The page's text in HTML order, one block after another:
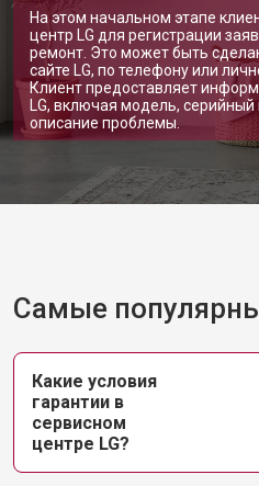
На этом начальном этапе
центр LG для регистрации
ремонт. Это может быть
сайте LG, по телефону или
Клиент предоставляет
LG, включая модель,
описание проблемы.
Самые
Какие условия
гарантии в
сервисном
центре LG?